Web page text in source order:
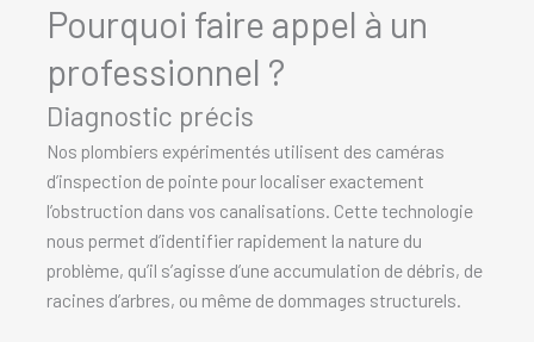
Pourquoi faire appel à un
professionnel ?
Diagnostic précis
Nos plombiers expérimentés utilisent des caméras
d’inspection de pointe pour localiser exactement
l’obstruction dans vos canalisations. Cette technologie
nous permet d’identifier rapidement la nature du
problème, qu’il s’agisse d’une accumulation de débris, de
racines d’arbres, ou même de dommages structurels.